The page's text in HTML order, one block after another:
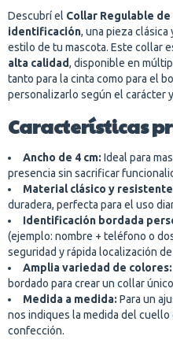
Descubrí el Collar Regulable
identificación, una pieza
estilo de tu mascota. Este collar
alta calidad, disponible en
tanto para la cinta como para el
personalizarlo según el carácter
Características
Ancho de 4 cm: Ideal para
presencia sin sacrificar
Material clásico y
duradera, perfecta para el uso
Identificación bordada
(ejemplo: nombre + teléfono o
seguridad y rápida localización
Amplia variedad de colores:
bordado para crear un collar
Medida a medida: Para un
nos indiques la medida del
confección.